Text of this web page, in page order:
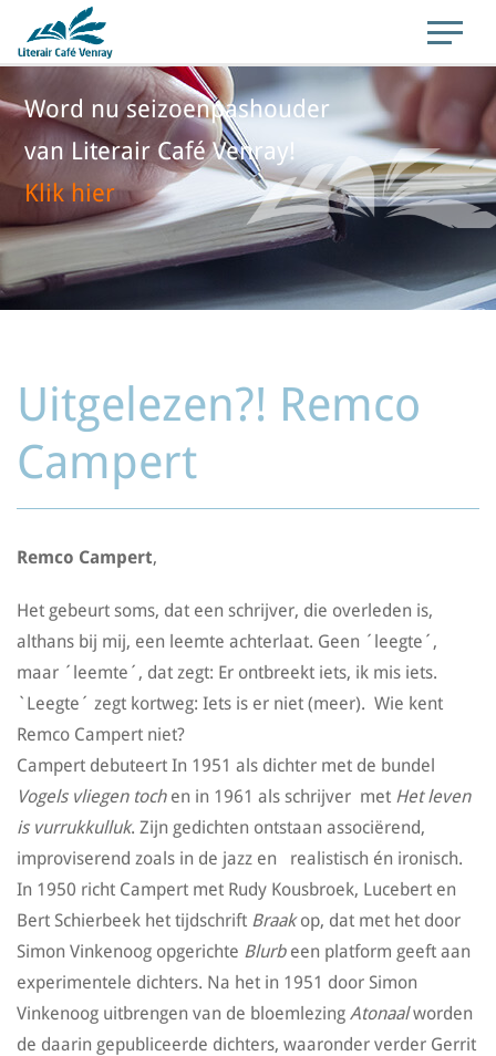
Word nu seizoenpashouder
van Literair Café Venray!
Klik hier
Uitgelezen?! Remco
Campert
Remco Campert,
Het gebeurt soms, dat een schrijver, die overleden is,
althans bij mij, een leemte achterlaat. Geen ´leegte´,
maar ´leemte´, dat zegt: Er ontbreekt iets, ik mis iets.
`Leegte´ zegt kortweg: Iets is er niet (meer). Wie kent
Remco Campert niet?
Campert debuteert In 1951 als dichter met de bundel
Vogels vliegen tochen in 1961 als schrijver met Het leven
is vurrukkulluk. Zijn gedichten ontstaan associërend,
improviserend zoals in de jazz en realistisch én ironisch.
In 1950 richt Campert met Rudy Kousbroek, Lucebert en
Bert Schierbeek het tijdschrift Braakop, dat met het door
Simon Vinkenoog opgerichte Blurbeen platform geeft aan
experimentele dichters. Na het in 1951 door Simon
Vinkenoog uitbrengen van de bloemlezing Atonaalworden
de daarin gepubliceerde dichters, waaronder verder Gerrit